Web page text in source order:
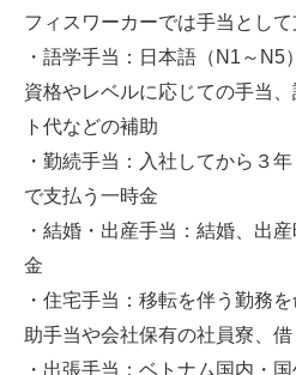
フィスワーカーでは手当とし
・語学手当：日本語（N1～
資格やレベルに応じての手当
ト代などの補助
・勤続手当：入社してから３
で支払う一時金
・結婚・出産手当：結婚、出
金
・住宅手当：移転を伴う勤務
助手当や会社保有の社員寮、
・出張手当：ベトナム国内・